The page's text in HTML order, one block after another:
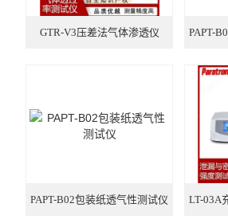
GTR-V3压差法气体渗透仪 PAPT-
PAPT-B02包装纸透气性测试仪